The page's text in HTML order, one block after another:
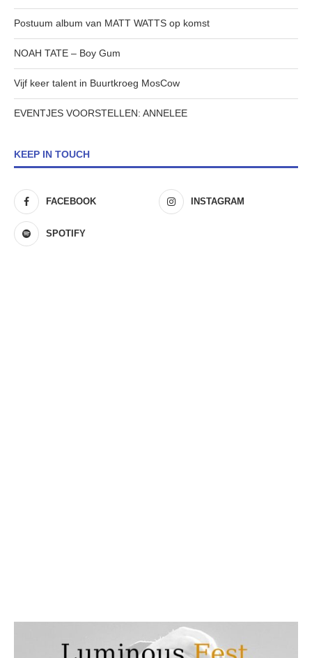
Postuum album van MATT WATTS op komst
NOAH TATE – Boy Gum
Vijf keer talent in Buurtkroeg MosCow
EVENTJES VOORSTELLEN: ANNELEE
KEEP IN TOUCH
FACEBOOK INSTAGRAM
SPOTIFY